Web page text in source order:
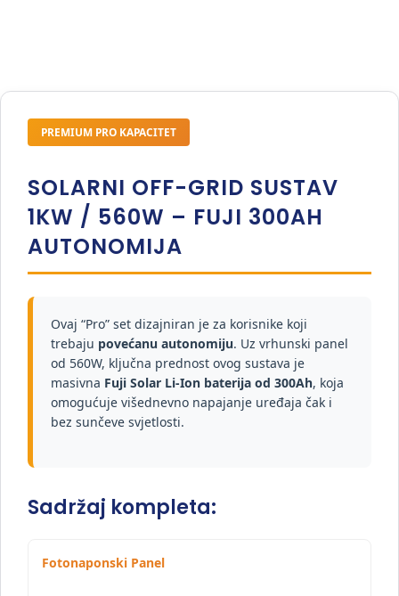
PREMIUM PRO KAPACITET
SOLARNI OFF-GRID SUSTAV
1KW / 560W – FUJI 300AH
AUTONOMIJA
Ovaj “Pro” set dizajniran je za korisnike koji
trebaju povećanu autonomiju. Uz vrhunski panel
od 560W, ključna prednost ovog sustava je
masivna Fuji Solar Li-Ion baterija od 300Ah, koja
omogućuje višednevno napajanje uređaja čak i
bez sunčeve svjetlosti.
Sadržaj kompleta:
Fotonaponski Panel